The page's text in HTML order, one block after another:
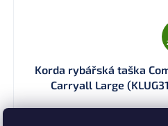
Korda rybářská taška
Carryall Large